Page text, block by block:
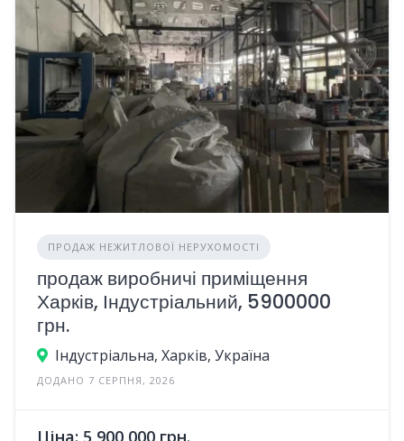
ПРОДАЖ НЕЖИТЛОВОЇ НЕРУХОМОСТІ
продаж виробничі приміщення
Харків, Індустріальний, 5900000
грн.
Індустріальна, Харків, Україна
ДОДАНО 7 СЕРПНЯ, 2026
Ціна: 5 900 000 грн.